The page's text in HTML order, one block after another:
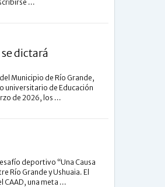
...
dictará
Municipio de Río Grande,
universitario de Educación
de 2026, los ...
deportivo “Una Causa
Río Grande y Ushuaia. El
una meta ...